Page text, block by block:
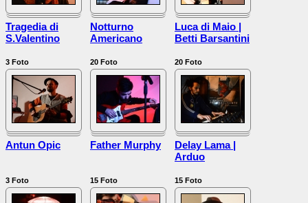
Tragedia di
S.Valentino
3 Foto
Notturno
Americano
20 Foto
Luca di Maio |
Betti Barsantini
20 Foto
Antun Opic
3 Foto
Father Murphy
15 Foto
Delay Lama |
Arduo
15 Foto